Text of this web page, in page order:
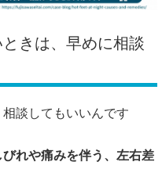
きは、早めに相談
相談してもいいんです
れや痛みを伴う、左右差